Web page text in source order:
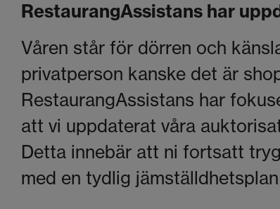
RestaurangAssistans har
Våren står för dörren och
privatperson kanske det är
RestaurangAssistans har
att vi uppdaterat våra
Detta innebär att ni fortsatt
med en tydlig